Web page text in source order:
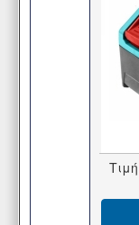
Τιμή